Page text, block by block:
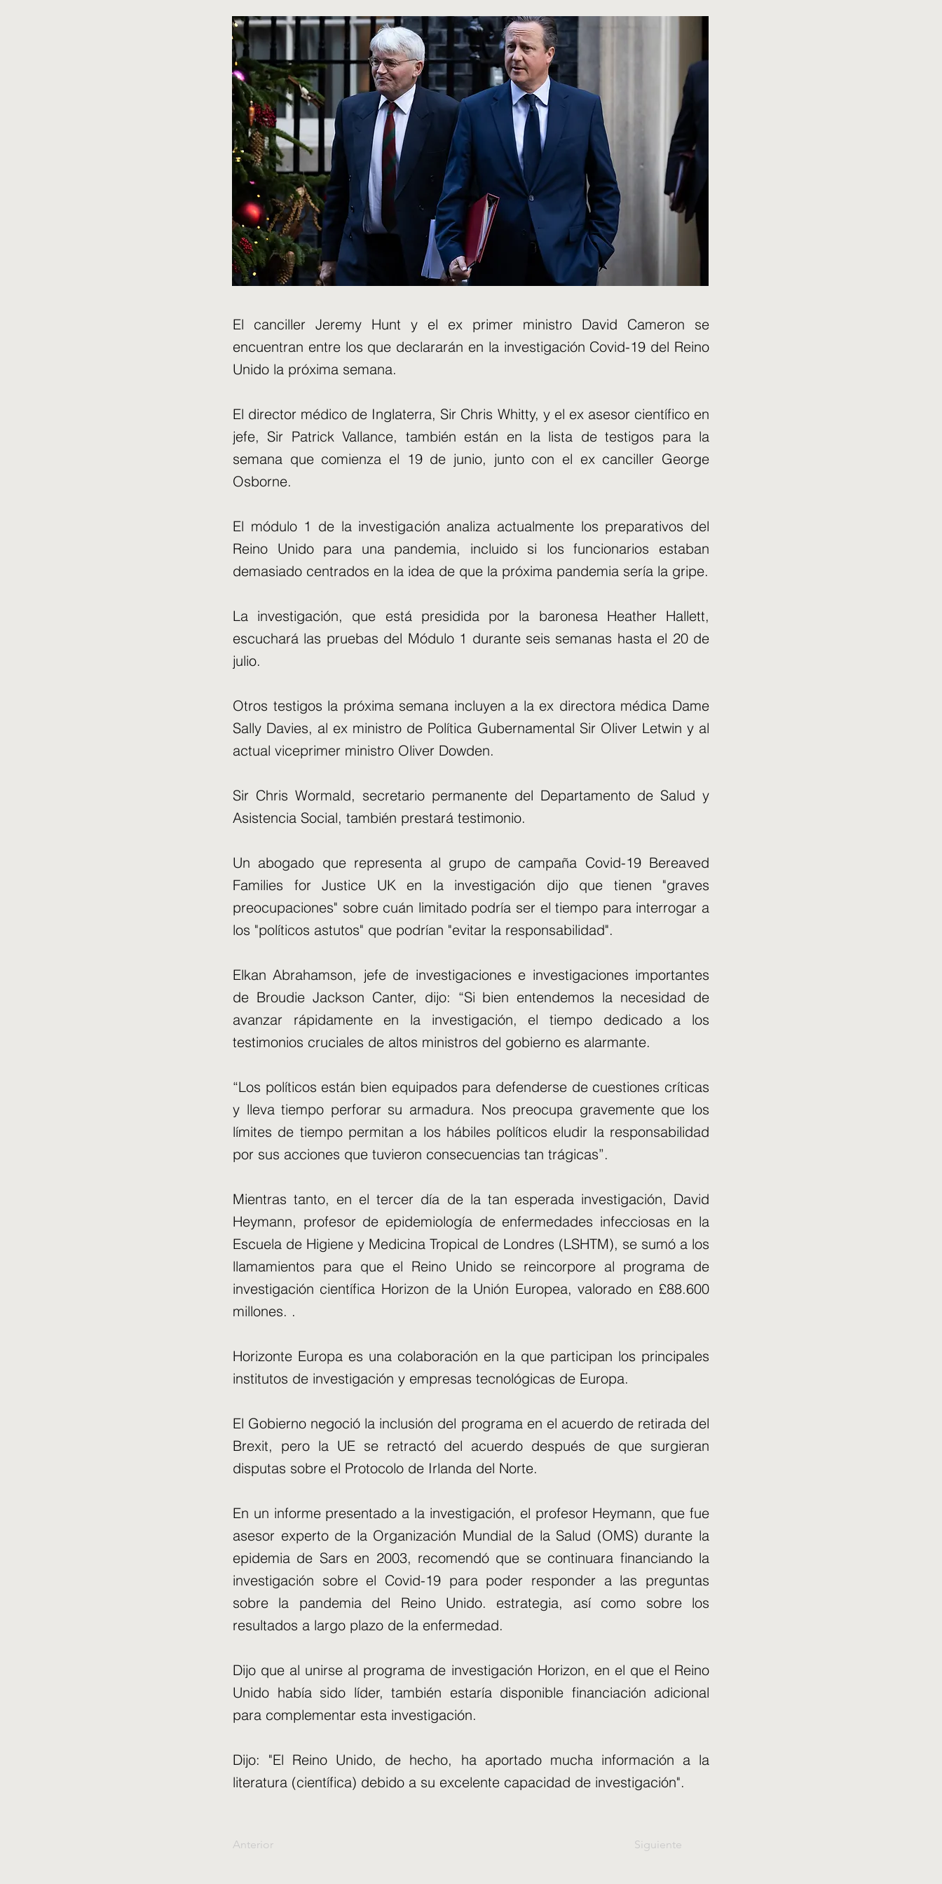
El canciller Jeremy Hunt y el ex primer ministro David Cameron se
encuentran entre los que declararán en la investigación Covid-19 del Reino
Unido la próxima semana.
El director médico de Inglaterra, Sir Chris Whitty, y el ex asesor científico en
jefe, Sir Patrick Vallance, también están en la lista de testigos para la
semana que comienza el 19 de junio, junto con el ex canciller George
Osborne.
El módulo 1 de la investigación analiza actualmente los preparativos del
Reino Unido para una pandemia, incluido si los funcionarios estaban
demasiado centrados en la idea de que la próxima pandemia sería la gripe.
La investigación, que está presidida por la baronesa Heather Hallett,
escuchará las pruebas del Módulo 1 durante seis semanas hasta el 20 de
julio.
Otros testigos la próxima semana incluyen a la ex directora médica Dame
Sally Davies, al ex ministro de Política Gubernamental Sir Oliver Letwin y al
actual viceprimer ministro Oliver Dowden.
Sir Chris Wormald, secretario permanente del Departamento de Salud y
Asistencia Social, también prestará testimonio.
Un abogado que representa al grupo de campaña Covid-19 Bereaved
Families for Justice UK en la investigación dijo que tienen "graves
preocupaciones" sobre cuán limitado podría ser el tiempo para interrogar a
los "políticos astutos" que podrían "evitar la responsabilidad".
Elkan Abrahamson, jefe de investigaciones e investigaciones importantes
de Broudie Jackson Canter, dijo: “Si bien entendemos la necesidad de
avanzar rápidamente en la investigación, el tiempo dedicado a los
testimonios cruciales de altos ministros del gobierno es alarmante.
“Los políticos están bien equipados para defenderse de cuestiones críticas
y lleva tiempo perforar su armadura. Nos preocupa gravemente que los
límites de tiempo permitan a los hábiles políticos eludir la responsabilidad
por sus acciones que tuvieron consecuencias tan trágicas”.
Mientras tanto, en el tercer día de la tan esperada investigación, David
Heymann, profesor de epidemiología de enfermedades infecciosas en la
Escuela de Higiene y Medicina Tropical de Londres (LSHTM), se sumó a los
llamamientos para que el Reino Unido se reincorpore al programa de
investigación científica Horizon de la Unión Europea, valorado en £88.600
millones. .
Horizonte Europa es una colaboración en la que participan los principales
institutos de investigación y empresas tecnológicas de Europa.
El Gobierno negoció la inclusión del programa en el acuerdo de retirada del
Brexit, pero la UE se retractó del acuerdo después de que surgieran
disputas sobre el Protocolo de Irlanda del Norte.
En un informe presentado a la investigación, el profesor Heymann, que fue
asesor experto de la Organización Mundial de la Salud (OMS) durante la
epidemia de Sars en 2003, recomendó que se continuara financiando la
investigación sobre el Covid-19 para poder responder a las preguntas
sobre la pandemia del Reino Unido. estrategia, así como sobre los
resultados a largo plazo de la enfermedad.
Dijo que al unirse al programa de investigación Horizon, en el que el Reino
Unido había sido líder, también estaría disponible financiación adicional
para complementar esta investigación.
Dijo: "El Reino Unido, de hecho, ha aportado mucha información a la
literatura (científica) debido a su excelente capacidad de investigación".
Anterior Siguiente